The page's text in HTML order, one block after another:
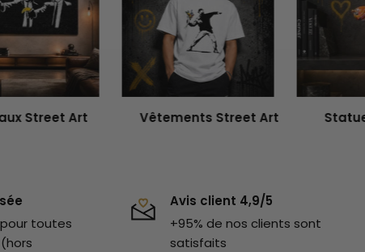
faite pour tous ceux qui ont un esprit jeune est
cette coque d'iPhone te permettra de montrer ta
autres téléphones.
est fabriquée à partir de silicone. Cette matière
: elle est antidérapante, elle protège des chocs et des
l'ensemble de noscoques street artpour ne pas en
Street Art Vêtements Street Art
toutes
Avis client 4,9/5
+95% de nos clients sont
satisfaits